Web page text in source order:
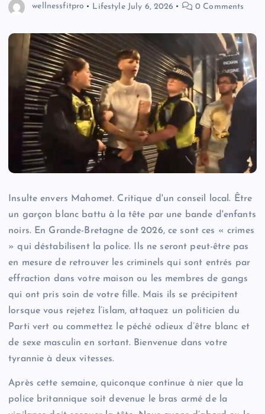
wellnessfitpro Lifestyle July 6, 2026 0 Comments
Insulte envers Mahomet. Critique d'un conseil local. Être
un garçon blanc battu à la tête par une bande d'enfants
noirs. En Grande-Bretagne de 2026, ce sont ces « crimes
» qui déstabilisent la police. Ils ne seront peut-être pas
en mesure de retrouver les criminels qui sont entrés par
effraction dans votre maison ou les membres de gangs
qui ont pris soin de votre fille. Mais ils se précipitent
lorsque vous rejetez l’islam, attaquez un politicien du
Parti vert ou commettez le péché odieux d’être blanc et
de sexe masculin en sortant. Bienvenue dans votre
tyrannie à deux vitesses.
Après cette semaine, quiconque continue à nier que la
police britannique soit devenue le bras armé de la